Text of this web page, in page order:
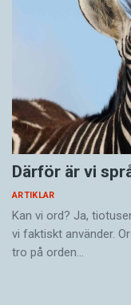
Därför är vi
ARTIKLAR
Kan vi ord? Ja,
vi faktiskt använder.
tro på orden…